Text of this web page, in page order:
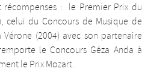
récompenses : le Premier Prix du
celui du Concours de Musique de
(2004) avec son partenaire
le Concours Géza Anda à
le Prix Mozart.